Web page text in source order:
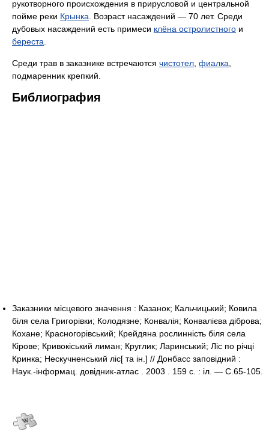
рукотворного происхождения в прирусловой и центральной
пойме реки Крынка . Возраст насаждений — 70 лет. Среди
дубовых насаждений есть примеси клёна остролистного и
береста
Среди трав в заказнике встречаются чистотел фиалка
подмаренник крепкий.
Библиография
Заказники місцевого значення : Казанок; Кальчицький; Ковила
біля села Григорівки; Колодязне; Конвалія; Конвалієва діброва;
Кохане; Красногорівський; Крейдяна рослинність біля села
Кірове; Кривокіський лиман; Круглик; Ларинський; Ліс по річці
Кринка; Нескучненський ліс[ та ін.] // Донбасс заповідний :
Наук.-інформац. довідник-атлас . 2003 . 159 с. : іл. — С.65-105.